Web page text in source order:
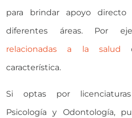
para brindar apoyo
diferentes áreas. Por
relacionadas a la salud
característica.
Si optas por
Psicología y Odontología,